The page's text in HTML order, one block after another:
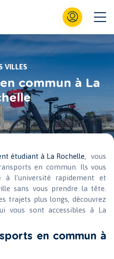
VILLES
commun à La
étudiant à La Rochelle, vous
en commun. Ils vous
l’université rapidement et
sans vous prendre la tête.
trajets plus longs, découvrez
vous sont accessibles à La
en commun à